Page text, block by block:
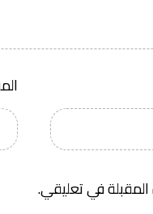
في تعليقي.